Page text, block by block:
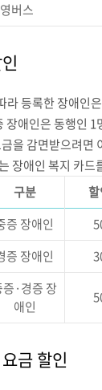
버스
라 등록한 장애인
장애인은 동행인
을 감면받으려면
장애인 복지 카드
구분
증 장애인
증 장애인
증·경증 장
애인
금 할인